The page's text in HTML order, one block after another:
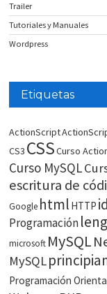
Trailer
Tutoriales y Manuales
Wordpress
Etiquetas
ActionScript
CS3 CSSCurso
Curso MySQL
escritura de
Google html HTTP
Programación
microsoft MySQL
MySQL
Programación